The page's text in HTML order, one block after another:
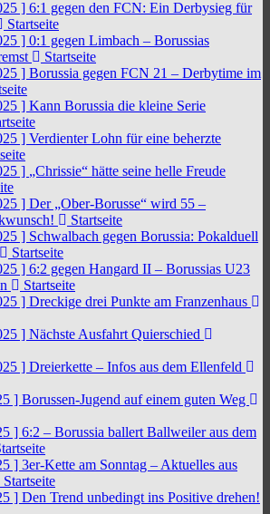
] 6:1 gegen den FCN: Ein Derbysieg für
Startseite
] 0:1 gegen Limbach – Borussias
Startseite
] Borussia gegen FCN 21 – Derbytime im
] Kann Borussia die kleine Serie
] Verdienter Lohn für eine beherzte
] „Chrissie“ hätte seine helle Freude
] Der „Ober-Borusse“ wird 55 –
Startseite
] Schwalbach gegen Borussia: Pokalduell
Startseite
] 6:2 gegen Hangard II – Borussias U23
Startseite
] Dreckige drei Punkte am Franzenhaus
] Nächste Ausfahrt Quierschied
] Dreierkette – Infos aus dem Ellenfeld
] Borussen-Jugend auf einem guten Weg
] 6:2 – Borussia ballert Ballweiler aus dem
] 3er-Kette am Sonntag – Aktuelles aus
Startseite
] Den Trend unbedingt ins Positive drehen!